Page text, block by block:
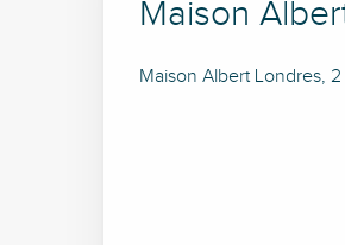
Maison
Maison Albert Londres,